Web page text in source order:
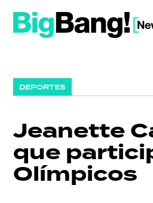
DEPORTES
Jeanette
que
Olímpicos